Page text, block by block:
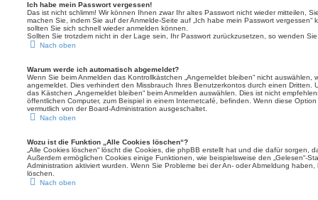
Ich habe mein Passwort vergessen!
Das ist nicht schlimm! Wir können Ihnen zwar Ihr altes Passwort nicht wieder mitteilen,
machen Sie, indem Sie auf der Anmelde-Seite auf „Ich habe mein Passwort
sollten Sie sich schnell wieder anmelden können.
Sollten Sie trotzdem nicht in der Lage sein, Ihr Passwort zurückzusetzen, so wenden
Nach oben
Warum werde ich automatisch abgemeldet?
Wenn Sie beim Anmelden das Kontrollkästchen „Angemeldet bleiben“ nicht auswählen,
angemeldet. Dies verhindert den Missbrauch Ihres Benutzerkontos durch einen Dritten.
das Kästchen „Angemeldet bleiben“ beim Anmelden auswählen. Dies ist nicht
öffentlichen Computer, zum Beispiel in einem Internetcafé, befinden. Wenn diese
vermutlich von der Board-Administration ausgeschaltet.
Nach oben
Wozu ist die Funktion „Alle Cookies löschen“?
„Alle Cookies löschen“ löscht die Cookies, die phpBB erstellt hat und die dafür sorgen,
Außerdem ermöglichen Cookies einige Funktionen, wie beispielsweise den „Gelesen“-
Administration aktiviert wurden. Wenn Sie Probleme bei der An- oder Abmeldung
löschen.
Nach oben